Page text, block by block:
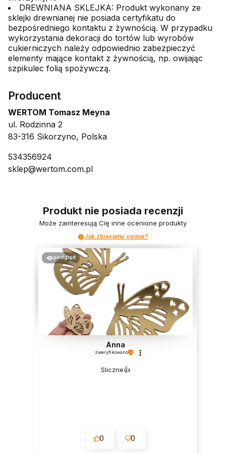
DREWNIANA SKLEJKA: Produkt wykonany ze
sklejki drewnianej nie posiada certyfikatu do
bezpośredniego kontaktu z żywnością. W przypadku
wykorzystania dekoracji do tortów lub wyrobów
cukierniczych należy odpowiednio zabezpieczyć
elementy mające kontakt z żywnością, np. owijając
szpikulec folią spożywczą.
Producent
WERTOM Tomasz Meyna
ul. Rodzinna 2
83-316 Sikorzyno, Polska
534356924
sklep@wertom.com.pl
Produkt nie posiada recenzji
Może zainteresują Cię inne ocenione produkty
Jak zbieramy opinie?
podgląd
Anna
zweryfikowano
Sliczne👍️
0 0